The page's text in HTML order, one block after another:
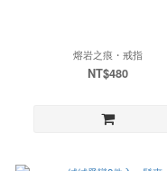
熔岩之痕・戒指
NT$480